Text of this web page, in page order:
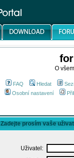
O
FAQ Hledat
Osobní nastavení
Zadejte prosím vaše
Uživatel: